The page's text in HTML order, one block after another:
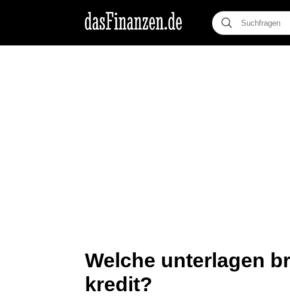
Welche unterlagen
kredit?